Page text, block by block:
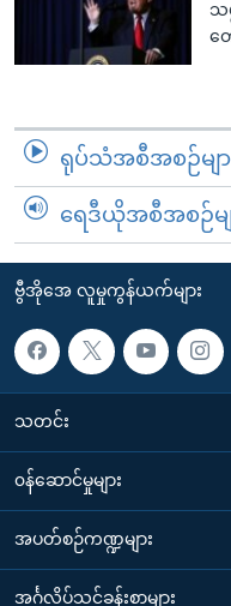
သ
တ
ရုပ်သံအစီအစဉ်မျာ
ရေဒီယိုအစီအစဉ်မျ
ဗွီအိုအေ လူမှုကွန်ယက်များ
သတင်း
၀န်ဆောင်မှုများ
အပတ်စဉ်ကဏ္ဍများ
အင်္ဂလိပ်သင်ခန်းစာများ